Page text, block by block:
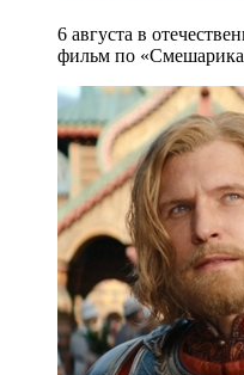
6 августа в
фильм по